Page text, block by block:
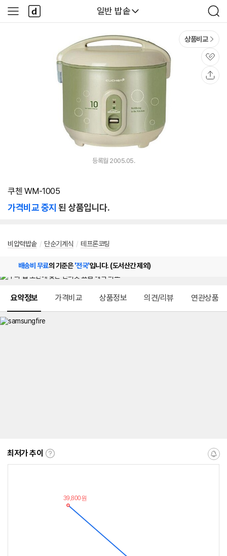
다나와
일반 밥솥
검
색
사
이
다
나
와
상품비교
관
심
등록월 2005.05.
쿠첸 WM-1005
가격비교 중지 된 상품입니다.
비압력밥솥 / 단순기계식 / 테프론코팅
배송비 무료의 기준은'전국'입니다. (도서산간 제외)
요약정보 가격비교 상품정보 의견/리뷰 연관상품
최저가 추이
최
알